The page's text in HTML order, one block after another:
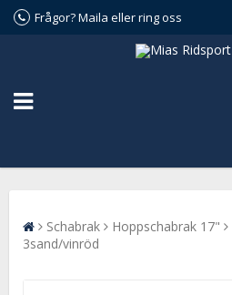
Frågor? Maila eller ring oss
Schabrak Hoppschabrak 17"
3sand/vinröd